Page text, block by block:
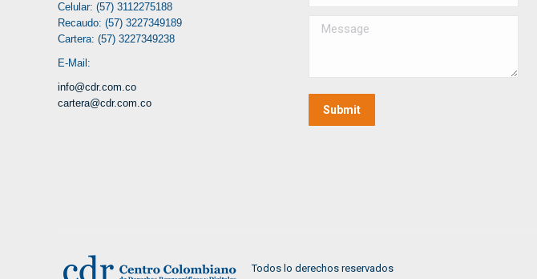
Celular: (57) 3112275188
Recaudo: (57) 3227349189
Cartera: (57) 3227349238
E-Mail:
info@cdr.com.co
cartera@cdr.com.co
Message
Submit
Todos lo derechos reservados